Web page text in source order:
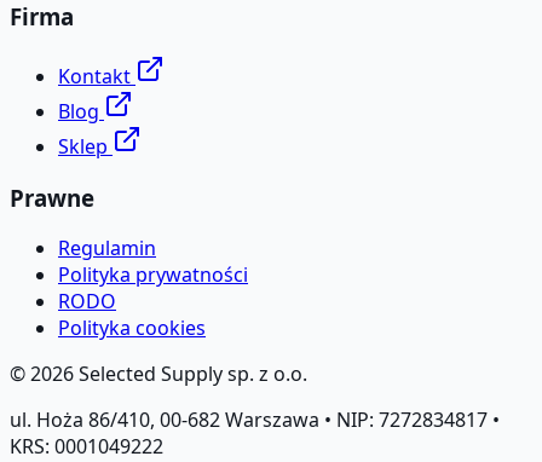
Firma
Kontakt
Blog
Sklep
Prawne
Regulamin
Polityka prywatności
RODO
Polityka cookies
©2026Selected Supply sp. z o.o.
ul. Hoża 86/410, 00-682 Warszawa • NIP: 7272834817 •
KRS: 0001049222